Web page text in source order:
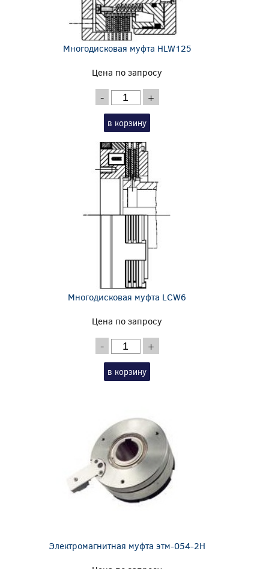
Многодисковая муфта HLW125
Цена по запросу
- +
в корзину
Многодисковая муфта LCW6
Цена по запросу
- +
в корзину
Электромагнитная муфта этм-054-2Н